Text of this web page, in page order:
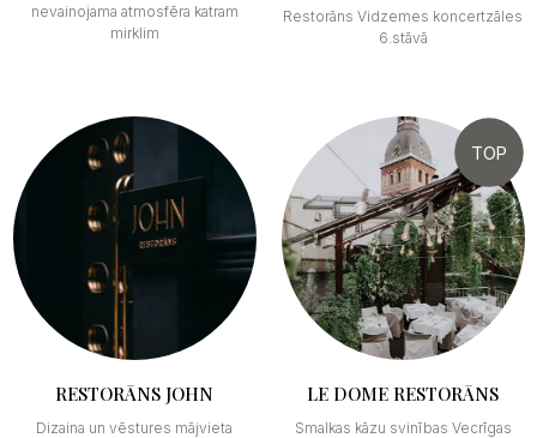
nevainojama atmosfēra katram
mirklim
Restorāns Vidzemes koncertzāles
6.stāvā
RESTORĀNS JOHN
Dizaina un vēstures mājvieta
TOP
LE DOME RESTORĀNS
Smalkas kāzu svinības Vecrīgas